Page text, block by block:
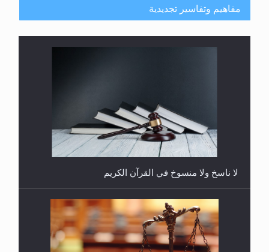
هل يُحسب حول الزكاة وفق السنة الميلادية أو الهجرية؟
مفاهيم وتفاسير تجديدية
لا ناسخ ولا منسوخ في القرآن الكريم